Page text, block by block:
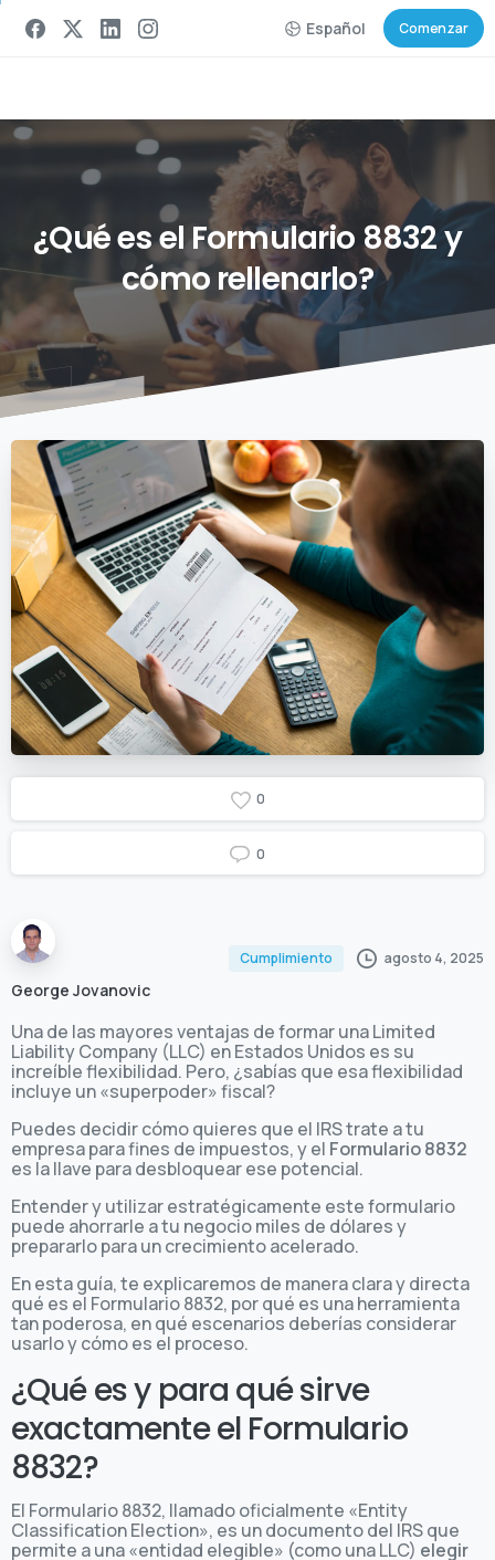
Español Comenzar
¿QuéeselFormulario 8832y
cómo rellenarlo?
0
0
George Jovanovic
Cumplimiento agosto 4, 2025
Una de las mayores ventajas de formar una Limited
Liability Company (LLC) en Estados Unidos es su
increíble flexibilidad. Pero, ¿sabías que esa flexibilidad
incluye un «superpoder» fiscal?
Puedes decidir cómo quieres que el IRS trate a tu
empresa para fines de impuestos, y el Formulario 8832
es la llave para desbloquear ese potencial.
Entender y utilizar estratégicamente este formulario
puede ahorrarle a tu negocio miles de dólares y
prepararlo para un crecimiento acelerado.
En esta guía, te explicaremos de manera clara y directa
qué es el Formulario 8832, por qué es una herramienta
tan poderosa, en qué escenarios deberías considerar
usarlo y cómo es el proceso.
¿Qué es y para qué sirve
exactamente el Formulario
8832?
El Formulario 8832, llamado oficialmente «Entity
Classification Election», es un documento del IRS que
permite a una «entidad elegible» (como una LLC) elegir